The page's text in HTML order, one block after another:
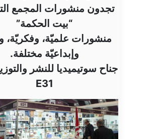
تجدون منشورات المجمع
“بيت الحكمة”
منشورات علميّة، وفكريّة،
وإبداعيّة مختلفة.
جناح سوتيميديا للنشر
E31